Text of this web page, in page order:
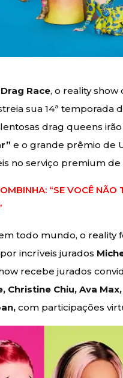
Drag Race, o reality
sua 14ª temporada
drag queens
e o grande prêmio de
no serviço premium
“SE VOCÊ NÃO
todo mundo, o reality
incríveis jurados
recebe jurados
Christine Chiu, Ava
com participações